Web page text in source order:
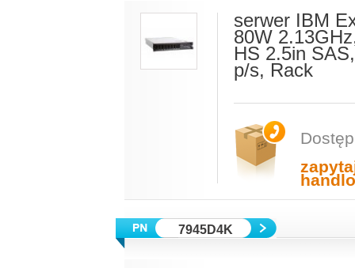
serwer IBM
80W
HS 2.5in
p/s, Rack
7945D4K